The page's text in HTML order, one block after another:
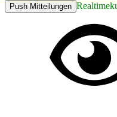
Push Mitteilungen